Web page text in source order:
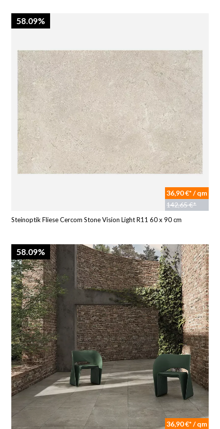
58.09%
36,90 €* / qm
142,65 €*
Steinoptik Fliese Cercom Stone Vision Light R11 60 x 90 cm
58.09%
36,90 €* / qm